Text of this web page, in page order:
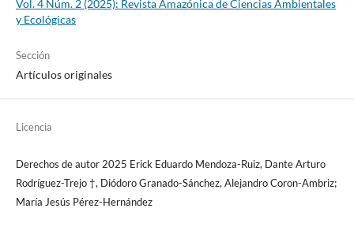
Vol. 4 Núm. 2 (2025): Revista Amazónica de Ciencias Ambientales
y Ecológicas
Sección
Artículos originales
Licencia
Derechos de autor 2025 Erick Eduardo Mendoza-Ruiz, Dante Arturo
Rodríguez-Trejo †, Diódoro Granado-Sánchez, Alejandro Coron-Ambriz;
María Jesús Pérez-Hernández